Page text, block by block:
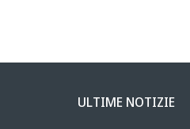
ULTIME NOTIZIE